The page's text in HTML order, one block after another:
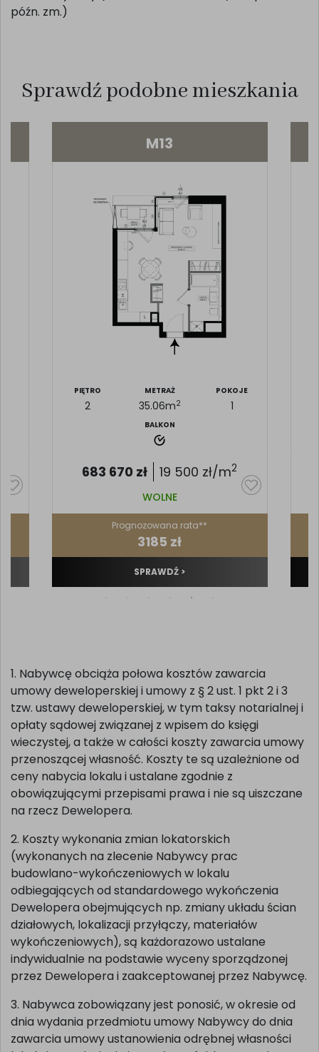
symulacja ma charakter poglądowy i nie stanowi
Sprawdź podobne mieszkania
M13
2
METRAŻ
35.06 1
BALKON
683 670zł 19 500zł/m
WOLNE
1. Nabywcę obciąża połowa kosztów zawarcia
umowy deweloperskiej i umowy z § 2 ust. 1 pkt 2 i 3
tzw. ustawy deweloperskiej, w tym taksy notarialnej i
opłaty sądowej związanej z wpisem do księgi
wieczystej, a także w całości koszty zawarcia umowy
przenoszącej własność. Koszty te są uzależnione od
ceny nabycia lokalu i ustalane zgodnie z
obowiązującymi przepisami prawa i nie są uiszczane
na rzecz Dewelopera.
2. Koszty wykonania zmian lokatorskich
(wykonanych na zlecenie Nabywcy prac
budowlano-wykończeniowych w lokalu
odbiegających od standardowego wykończenia
Dewelopera obejmujących np. zmiany układu ścian
działowych, lokalizacji przyłączy, materiałów
wykończeniowych), są każdorazowo ustalane
indywidualnie na podstawie wyceny sporządzonej
przez Dewelopera i zaakceptowanej przez Nabywcę.